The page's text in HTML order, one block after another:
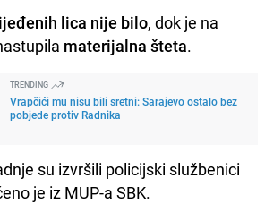
lica nije bilo, dok je na
materijalna šteta.
TRENDING
Vrapčići mu nisu bili sretni: Sarajevo ostalo bez
pobjede protiv Radnika
su izvršili policijski službenici
je iz MUP-a SBK.